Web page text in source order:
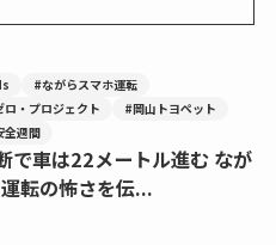
#ながらスマホ運転
・プロジェクト
#岡山トヨペット
全週間
で車は22メートル進む なが
転の怖さを伝...